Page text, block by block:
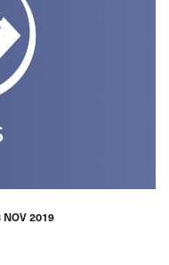
NOV 2019